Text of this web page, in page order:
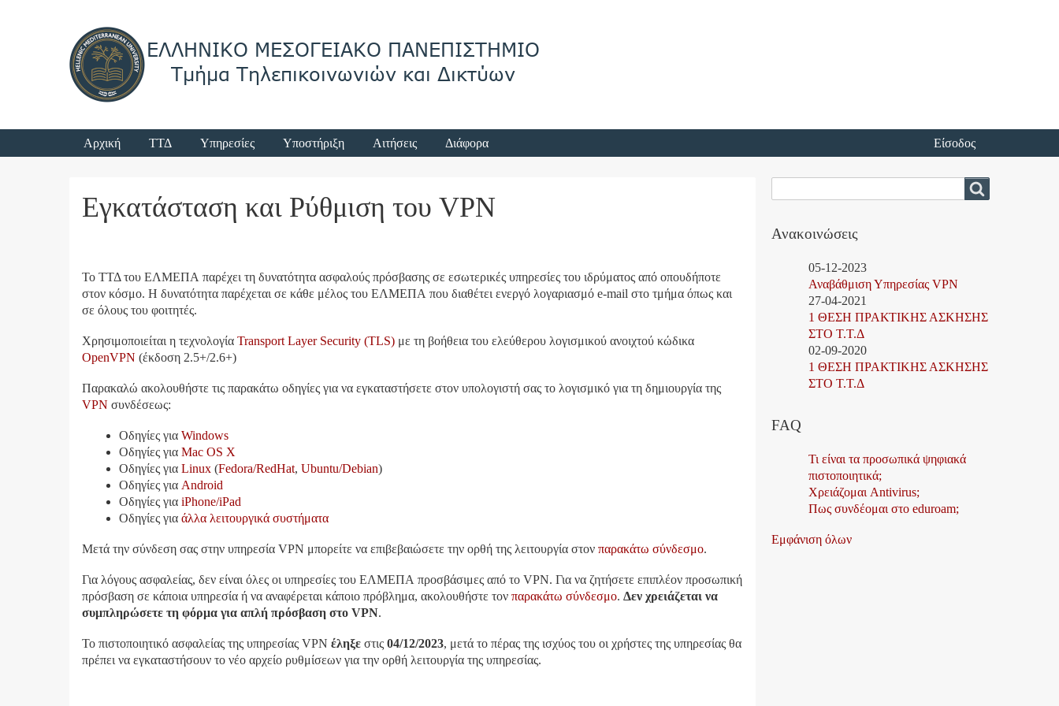
Κύριο μενού
Αρχική ΤΤΔ Υπηρεσίες Υποστήριξη Αιτήσεις Διάφορα
Login
Είσοδος
Εγκατάσταση και Ρύθμιση του VPN
Το ΤΤΔ του ΕΛΜΕΠΑ παρέχει τη δυνατότητα ασφαλούς πρόσβασης σε εσωτερικές υπηρεσίες του ιδρύματος από οπουδήποτε
στον κόσμο. Η δυνατότητα παρέχεται σε κάθε μέλος του ΕΛΜΕΠΑ που διαθέτει ενεργό λογαριασμό e-mail στο τμήμα όπως και
σε όλους του φοιτητές.
Χρησιμοποιείται η τεχνολογία Transport Layer Security (TLS) με τη βοήθεια του ελεύθερου λογισμικού ανοιχτού κώδικα
OpenVPN (έκδοση 2.5+/2.6+)
Παρακαλώ ακολουθήστε τις παρακάτω οδηγίες για να εγκαταστήσετε στον υπολογιστή σας το λογισμικό για τη δημιουργία της
VPN συνδέσεως:
Οδηγίες για Windows
Οδηγίες για Mac OS X
Οδηγίες για Linux (Fedora/RedHat, Ubuntu/Debian)
Οδηγίες για Android
Οδηγίες για iPhone/iPad
Οδηγίες για άλλα λειτουργικά συστήματα
Μετά την σύνδεση σας στην υπηρεσία VPN μπορείτε να επιβεβαιώσετε την ορθή της λειτουργία στον παρακάτω σύνδεσμο.
Για λόγους ασφαλείας, δεν είναι όλες οι υπηρεσίες του ΕΛΜΕΠΑ προσβάσιμες από το VPN. Για να ζητήσετε επιπλέον προσωπική
πρόσβαση σε κάποια υπηρεσία ή να αναφέρεται κάποιο πρόβλημα, ακολουθήστε τον παρακάτω σύνδεσμο. Δεν χρειάζεται να
συμπληρώσετε τη φόρμα για απλή πρόσβαση στο VPN.
Το πιστοποιητικό ασφαλείας της υπηρεσίας VPN έληξε στις 04/12/2023, μετά το πέρας της ισχύος του oι χρήστες της υπηρεσίας θα
πρέπει να εγκαταστήσουν το νέο αρχείο ρυθμίσεων για την ορθή λειτουργία της υπηρεσίας.
Ανακοινώσεις
05-12-2023
Αναβάθμιση Υπηρεσίας VPN
27-04-2021
1 ΘΕΣΗ ΠΡΑΚΤΙΚΗΣ ΑΣΚΗΣΗΣ
ΣΤΟ Τ.Τ.Δ
02-09-2020
1 ΘΕΣΗ ΠΡΑΚΤΙΚΗΣ ΑΣΚΗΣΗΣ
ΣΤΟ Τ.Τ.Δ
FAQ
Τι είναι τα προσωπικά ψηφιακά
πιστοποιητικά;
Χρειάζομαι Antivirus;
Πως συνδέομαι στο eduroam;
Εμφάνιση όλων